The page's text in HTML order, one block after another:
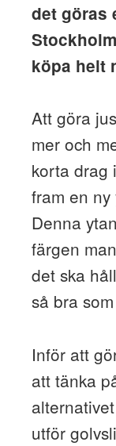
det göras
köpa helt
Att göra
mer och
korta drag
fram en
Denna
färgen
det ska
så bra
Inför att
att tänka
utför